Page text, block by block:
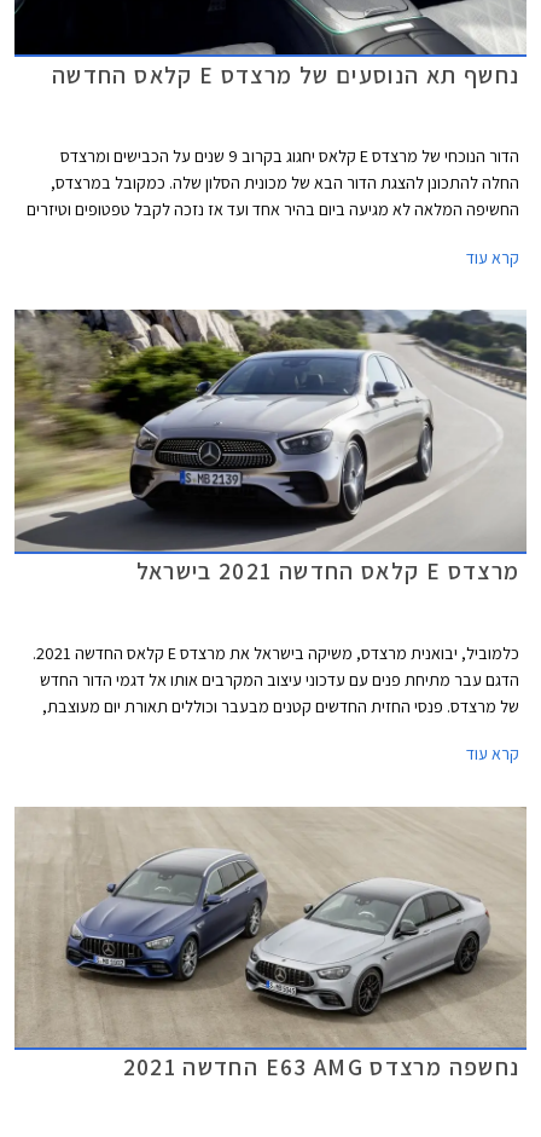
נחשף תא הנוסעים של מרצדס E קלאס החדשה
הדור הנוכחי של מרצדס E קלאס יחגוג בקרוב 9 שנים על הכבישים ומרצדס
החלה להתכונן להצגת הדור הבא של מכונית הסלון שלה. כמקובל במרצדס,
החשיפה המלאה לא מגיעה ביום בהיר אחד ועד אז נזכה לקבל טפטופים וטיזרים
קלאס ומשפחת דגמי הסלון של מרצדס עדיין מחזיקה בתואר הדגם הנמכר ביותר
המותג.
קרא עוד
מרצדס E קלאס החדשה 2021 בישראל
כלמוביל, יבואנית מרצדס, משיקה בישראל את מרצדס E קלאס החדשה 2021.
הדגם עבר מתיחת פנים עם עדכוני עיצוב המקרבים אותו אל דגמי הדור החדש
של מרצדס. פנסי החזית החדשים קטנים מבעבר וכוללים תאורת יום מעוצבת,
הצד נותרה אלגנטית ומתאפיינת בקו מותניים מעודן המשתפל לאחור. הזנב מציג
העיקרי בתא הנוסעים הוא גלגל ההגה החדש של מרצדס המכיל פקדי מגע.
קרא עוד
נחשפה מרצדס E63 AMG החדשה 2021